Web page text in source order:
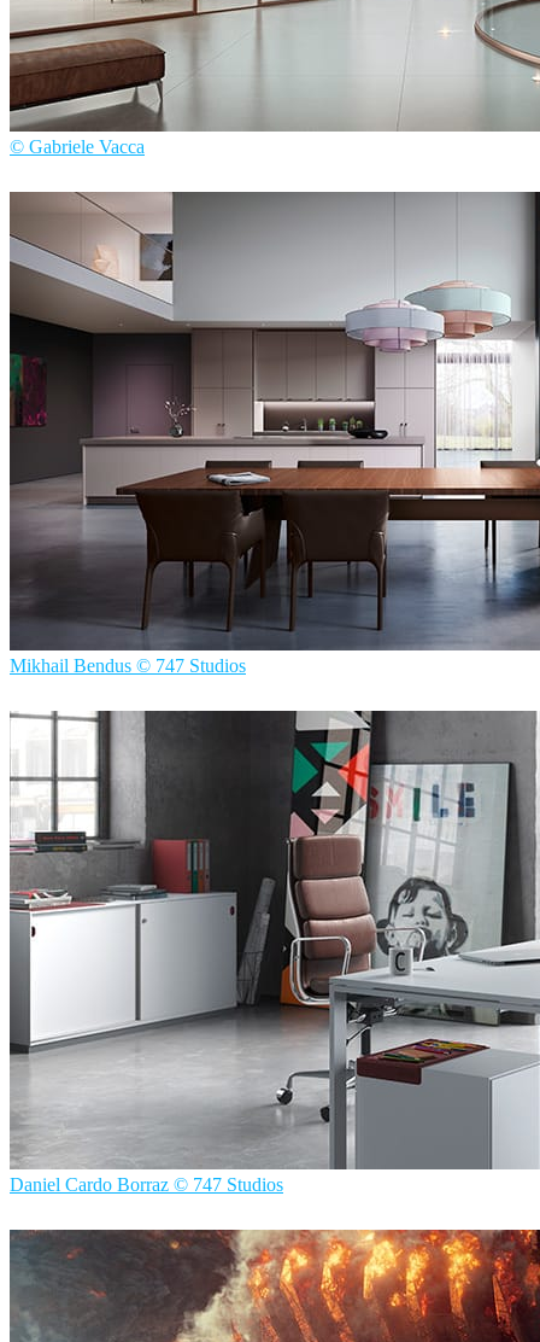
© Gabriele Vacca
Gabriele Vacca室内设计
Mikhail Bendus © 747 Studios
室内设计
Daniel Cardo Borraz © 747 Studios
747 Studios